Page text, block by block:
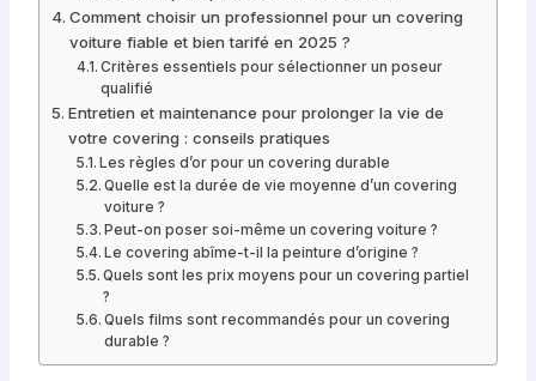
Comment choisir un professionnel pour un covering
voiture fiable et bien tarifé en 2025 ?
Critères essentiels pour sélectionner un poseur
qualifié
Entretien et maintenance pour prolonger la vie de
votre covering : conseils pratiques
Les règles d’or pour un covering durable
Quelle est la durée de vie moyenne d’un covering
voiture ?
Peut-on poser soi-même un covering voiture ?
Le covering abîme-t-il la peinture d’origine ?
Quels sont les prix moyens pour un covering partiel
?
Quels films sont recommandés pour un covering
durable ?